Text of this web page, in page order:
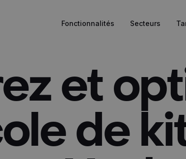
Fonctionnalités Secteurs
et
de